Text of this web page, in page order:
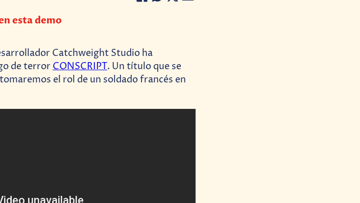
esta demo
Catchweight Studio ha
de terrorCONSCRIPT. Un título que se
el rol de un soldado francés en